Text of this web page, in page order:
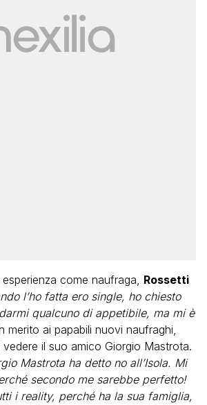
come naufraga, Rossetti
l’ho fatta ero single, ho chiesto
qualcuno di appetibile, ma mi è
merito ai papabili nuovi naufraghi,
vedere il suo amico Giorgio Mastrota.
Mastrota ha detto no all’Isola. Mi
secondo me sarebbe perfetto!
i reality, perché ha la sua famiglia,